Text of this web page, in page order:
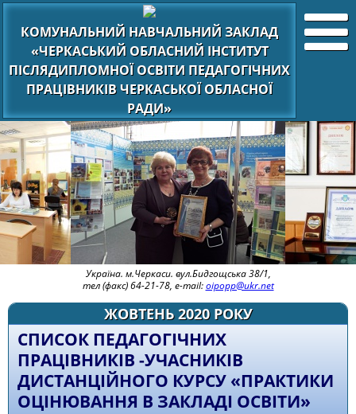
КОМУНАЛЬНИЙ НАВЧАЛЬНИЙ ЗАКЛАД
«ЧЕРКАСЬКИЙ ОБЛАСНИЙ ІНСТИТУТ
ПІСЛЯДИПЛОМНОЇ ОСВІТИ ПЕДАГОГІЧНИХ
ПРАЦІВНИКІВ ЧЕРКАСЬКОЇ ОБЛАСНОЇ
РАДИ»
Україна. м.Черкаси. вул.Бидгощська 38/1,
тел (факс) 64-21-78, e-mail:oipopp@ukr.net
ЖОВТЕНЬ 2020 РОКУ
СПИСОК ПЕДАГОГІЧНИХ
ПРАЦІВНИКІВ -УЧАСНИКІВ
ДИСТАНЦІЙНОГО КУРСУ «ПРАКТИКИ
ОЦІНЮВАННЯ В ЗАКЛАДІ ОСВІТИ»